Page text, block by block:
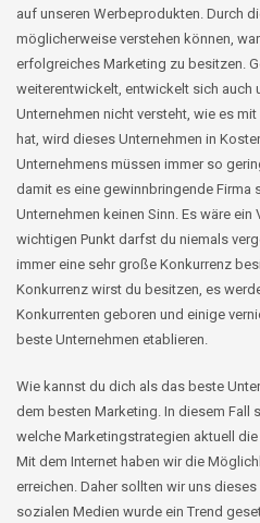
auf unseren Werbeprodukten. Durch
möglicherweise verstehen können,
erfolgreiches Marketing zu besitzen.
weiterentwickelt, entwickelt sich auch
Unternehmen nicht versteht, wie es
hat, wird dieses Unternehmen in
Unternehmens müssen immer so
damit es eine gewinnbringende Firma
Unternehmen keinen Sinn. Es wäre
wichtigen Punkt darfst du niemals
immer eine sehr große Konkurrenz
Konkurrenz wirst du besitzen, es
Konkurrenten geboren und einige
beste Unternehmen etablieren.
Wie kannst du dich als das beste
dem besten Marketing. In diesem Fall
welche Marketingstrategien aktuell
Mit dem Internet haben wir die
erreichen. Daher sollten wir uns
sozialen Medien wurde ein Trend